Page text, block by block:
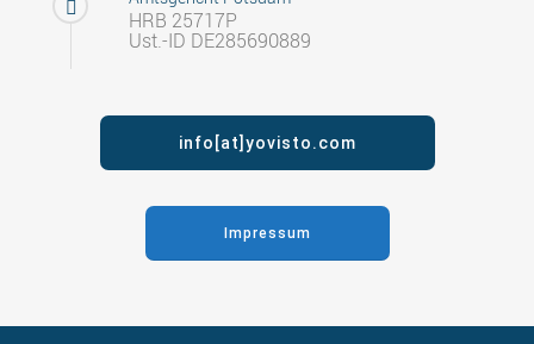
HRB 25717P
Ust.-ID DE285690889
info[at]yovisto.com
Impressum